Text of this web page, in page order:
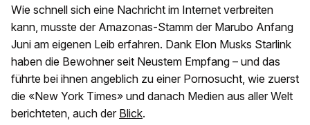
Wie schnell sich eine Nachricht im Internet verbreiten
kann, musste der Amazonas-Stamm der Marubo Anfang
Juni am eigenen Leib erfahren. Dank Elon Musks Starlink
haben die Bewohner seit Neustem Empfang – und das
führte bei ihnen angeblich zu einer Pornosucht, wie zuerst
die «New York Times» und danach Medien aus aller Welt
berichteten, auch der Blick.